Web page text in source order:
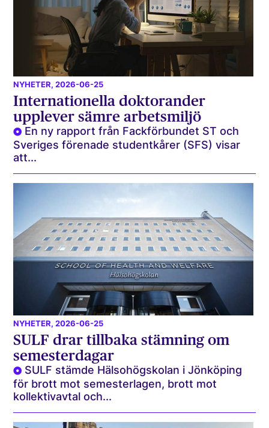
NYHETER, 2026-06-25
Internationella doktorander
upplever sämre arbetsmiljö
En ny rapport från Fackförbundet ST och
Sveriges förenade studentkårer (SFS) visar
att...
NYHETER, 2026-06-25
SULF drar tillbaka stämning om
semesterdagar
SULF stämde Hälsohögskolan i Jönköping
för brott mot semesterlagen, brott mot
kollektivavtal och...